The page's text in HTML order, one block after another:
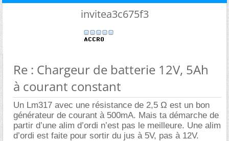
invitea3c675f3
Re : Chargeur de batterie 12V, 5Ah
à courant constant
Un Lm317 avec une résistance de 2,5 Ω est un bon
générateur de courant à 500mA. Mais ta démarche de
partir d’une alim d’ordi n’est pas le meilleure. Une alim
d’ordi est faite pour sortir du jus à 5V, pas à 12V.